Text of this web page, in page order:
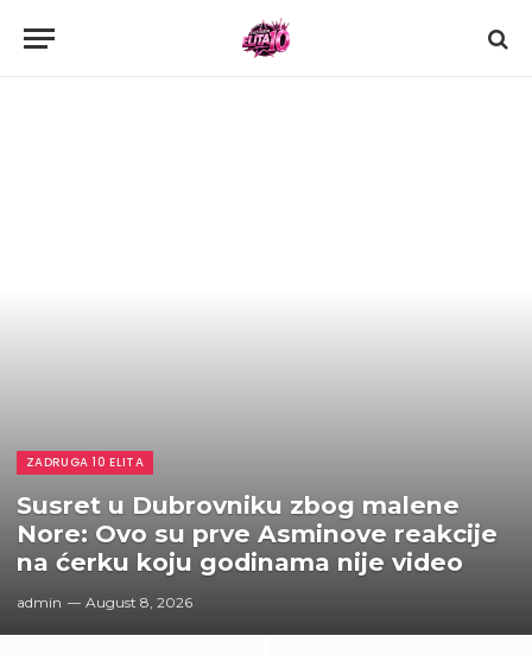
ZADRUGA 10 ELITA
Susret u Dubrovniku zbog malene
Nore: Ovo su prve Asminove reakcije
na ćerku koju godinama nije video
admin August 8, 2026